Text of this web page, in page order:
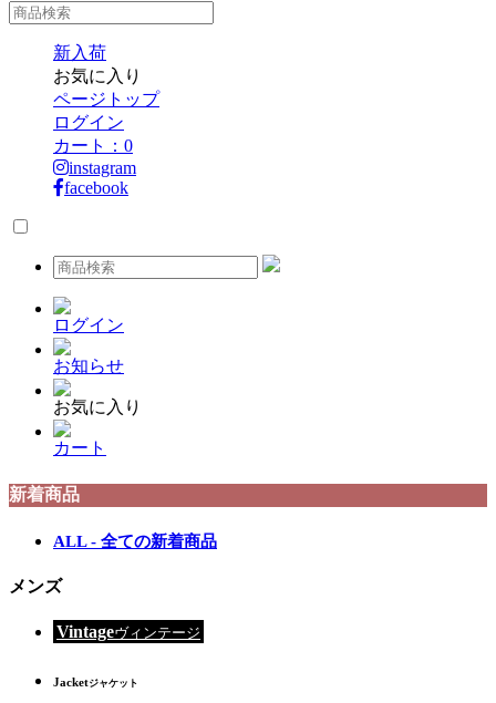
新入荷
お気に入り
ページトップ
ログイン
カート： 0
instagram
facebook
ログイン
お知らせ
お気に入り
カート
新着商品
ALL - 全ての新着商品
メンズ
Vintageヴィンテージ
Jacketジャケット